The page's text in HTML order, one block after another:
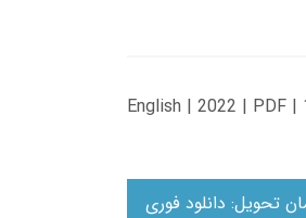
English | 2022 | PDF
تحویل: دانلود فوری